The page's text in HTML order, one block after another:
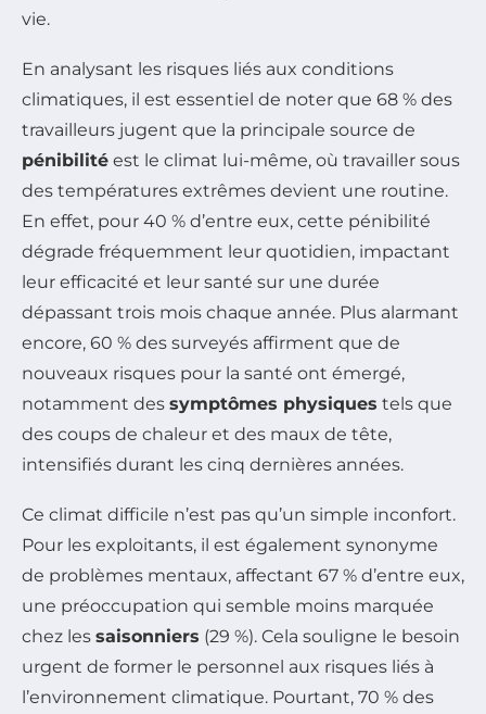
vie.
En analysant les risques liés aux conditions
climatiques, il est essentiel de noter que 68 % des
travailleurs jugent que la principale source de
pénibilité est le climat lui-même, où travailler sous
des températures extrêmes devient une routine.
En effet, pour 40 % d’entre eux, cette pénibilité
dégrade fréquemment leur quotidien, impactant
leur efficacité et leur santé sur une durée
dépassant trois mois chaque année. Plus alarmant
encore, 60 % des surveyés affirment que de
nouveaux risques pour la santé ont émergé,
notamment des symptômes physiques tels que
des coups de chaleur et des maux de tête,
intensifiés durant les cinq dernières années.
Ce climat difficile n’est pas qu’un simple inconfort.
Pour les exploitants, il est également synonyme
de problèmes mentaux, affectant 67 % d’entre eux,
une préoccupation qui semble moins marquée
chez les saisonniers (29 %). Cela souligne le besoin
urgent de former le personnel aux risques liés à
l’environnement climatique. Pourtant, 70 % des